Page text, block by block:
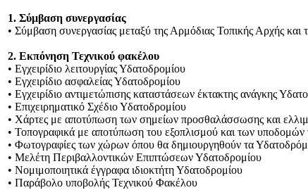
1. Σύμβαση συνεργασίας
• Σύμβαση συνεργασίας μεταξύ της Αρμόδιας Τοπικής Αρχής
2. Εκπόνηση Τεχνικού φακέλου
• Εγχειρίδιο λειτουργίας Υδατοδρομίου
• Εγχειρίδιο ασφαλείας Υδατοδρομίου
• Εγχειρίδιο αντιμετώπισης καταστάσεων έκτακτης ανάγκης
• Επιχειρηματικό Σχέδιο Υδατοδρομίου
• Χάρτες με αποτύπωση των σημείων προσθαλάσσωσης και
• Τοπογραφικά με αποτύπωση του εξοπλισμού και των υποδομών
• Φωτογραφίες των χώρων όπου θα δημιουργηθούν τα
• Μελέτη Περιβαλλοντικών Επιπτώσεων Υδατοδρομίου
• Νομιμοποιητικά έγγραφα ιδιοκτήτη Υδατοδρομίου
• Παράβολο υποβολής Τεχνικού Φακέλου